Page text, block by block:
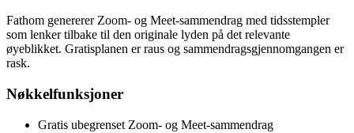
Fathom genererer Zoom- og Meet-sammendrag med tidsstempler
som lenker tilbake til den originale lyden på det relevante
øyeblikket. Gratisplanen er raus og sammendragsgjennomgangen er
rask.
Nøkkelfunksjoner
Gratis ubegrenset Zoom- og Meet-sammendrag